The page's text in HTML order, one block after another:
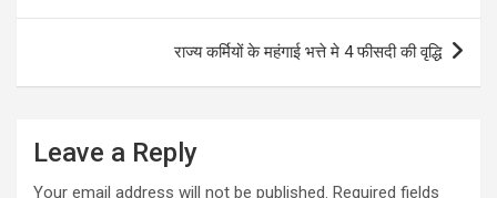
राज्य कर्मियों के महंगाई भत्ते मे 4 फीसदी की वृद्धि
Leave a Reply
Your email address will not be published. Required fields